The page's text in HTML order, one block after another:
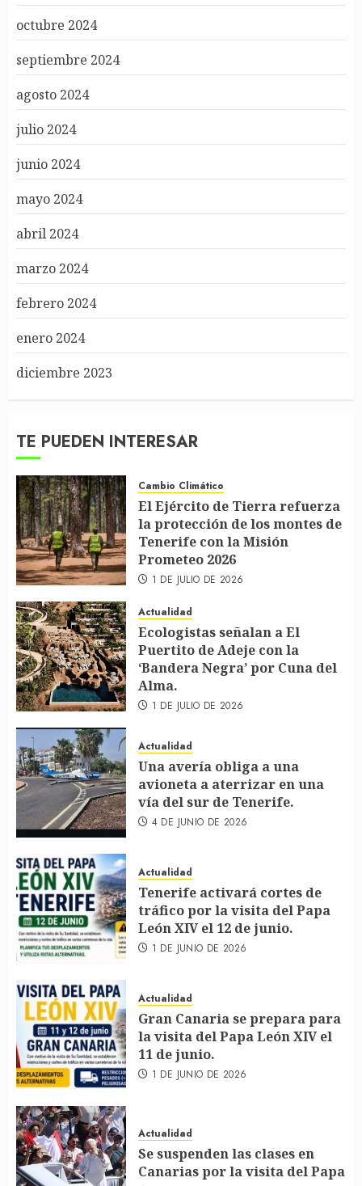
octubre 2024
septiembre 2024
agosto 2024
julio 2024
junio 2024
mayo 2024
abril 2024
marzo 2024
febrero 2024
enero 2024
diciembre 2023
TE PUEDEN INTERESAR
Cambio Climático
El Ejército de Tierra refuerza
la protección de los montes de
Tenerife con la Misión
Prometeo 2026
1 DE JULIO DE 2026
Actualidad
Ecologistas señalan a El
Puertito de Adeje con la
‘Bandera Negra’ por Cuna del
Alma.
1 DE JULIO DE 2026
Actualidad
Una avería obliga a una
avioneta a aterrizar en una
vía del sur de Tenerife.
4 DE JUNIO DE 2026
Actualidad
Tenerife activará cortes de
tráfico por la visita del Papa
León XIV el 12 de junio.
1 DE JUNIO DE 2026
Actualidad
Gran Canaria se prepara para
la visita del Papa León XIV el
11 de junio.
1 DE JUNIO DE 2026
Actualidad
Se suspenden las clases en
Canarias por la visita del Papa